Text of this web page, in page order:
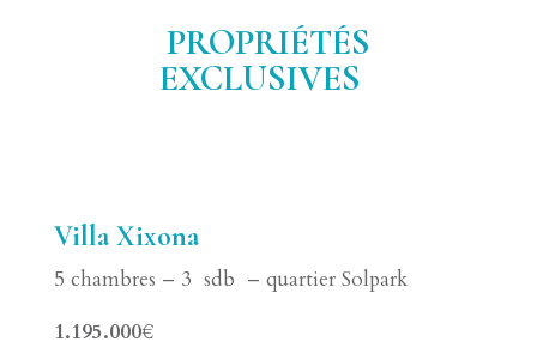
PROPRIÉTÉS
EXCLUSIVES
Villa Xixona
5 chambres – 3 sdb – quartier Solpark
1.195.000€